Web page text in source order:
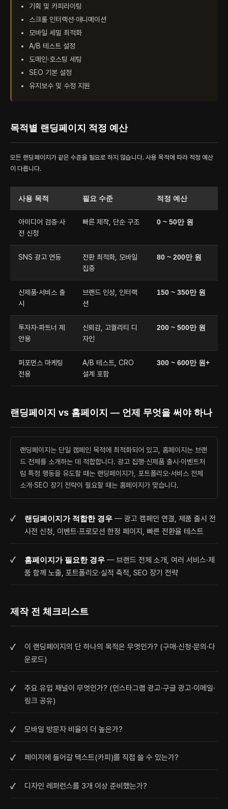
About
Work
Blog
Contact
기획 및 카피라이팅
스크롤 인터랙션·애니메이션
모바일 세밀 최적화
A/B 테스트 설정
도메인·호스팅 세팅
SEO 기본 설정
유지보수 및 수정 지원
목적별 랜딩페이지 적정 예산
모든 랜딩페이지가 같은 수준을 필요로 하지 않습니다. 사용 목적에 따라 적정 예산
이 다릅니다.
사용 목적 필요 수준 적정 예산
아이디어 검증·사
전 신청
빠른 제작, 단순 구조 0 ~ 50만 원
SNS 광고 연동
전환 최적화, 모바일
집중
80 ~ 200만 원
신제품·서비스 출
시
브랜드 인상, 인터랙
션
150 ~ 350만 원
투자자·파트너 제
안용
신뢰감, 고퀄리티 디
자인
200 ~ 500만 원
퍼포먼스 마케팅
전용
A/B 테스트, CRO
설계 포함
300 ~ 600만 원+
랜딩페이지 vs 홈페이지 — 언제 무엇을 써야 하나
랜딩페이지는 단일 캠페인 목적에 최적화되어 있고, 홈페이지는 브랜
드 전체를 소개하는 데 적합합니다. 광고 집행·신제품 출시·이벤트처
럼 특정 행동을 유도할 때는 랜딩페이지가, 포트폴리오·서비스 전체
소개·SEO 장기 전략이 필요할 때는 홈페이지가 맞습니다.
랜딩페이지가 적합한 경우 — 광고 캠페인 연결, 제품 출시 전
사전 신청, 이벤트·프로모션 한정 페이지, 빠른 전환율 테스트
홈페이지가 필요한 경우 — 브랜드 전체 소개, 여러 서비스·제
품 함께 노출, 포트폴리오·실적 축적, SEO 장기 전략
제작 전 체크리스트
이 랜딩페이지의 단 하나의 목적은 무엇인가? (구매·신청·문의·다
운로드)
주요 유입 채널이 무엇인가? (인스타그램 광고·구글 광고·이메일·
링크 공유)
모바일 방문자 비율이 더 높은가?
페이지에 들어갈 텍스트(카피)를 직접 쓸 수 있는가?
디자인 레퍼런스를 3개 이상 준비했는가?